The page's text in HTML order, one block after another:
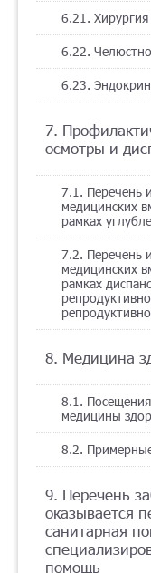
6.21. Хирургия
6.22.
6.23.
7.
осмотры и
7.1. Перечень
медицинских
рамках
7.2. Перечень
медицинских
рамках
8. Медицина
8.1.
медицины
8.2.
9. Перечень
оказывается
санитарная
помощь